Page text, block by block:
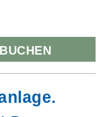
BUCHEN